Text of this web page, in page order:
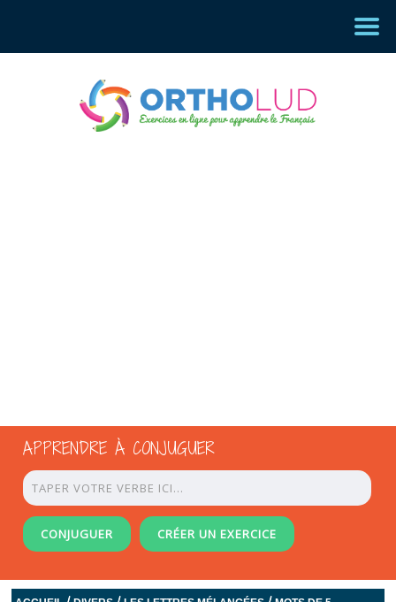
APPRENDRE À CONJUGUER
CONJUGUER CRÉER UN EXERCICE